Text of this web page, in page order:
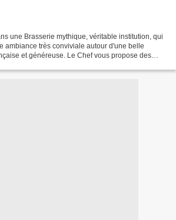
une Brasserie mythique, véritable institution, qui
ambiance très conviviale autour d'une belle
et généreuse. Le Chef vous propose des